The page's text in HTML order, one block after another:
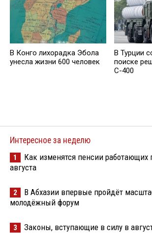
В Конго лихорадка Эбола
унесла жизни 600 человек
В Турции
поиске
С-400
Интересное за неделю
1
Как изменятся пенсии работающих
августа
2
В Абхазии впервые пройдёт
молодёжный форум
3 Законы, вступающие в силу в